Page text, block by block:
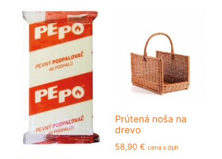
Prútená noša na
drevo
58,90 € cena s dph